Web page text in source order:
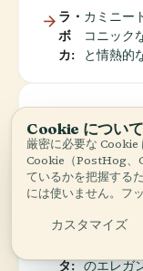
ラ・
ボ
カ:
カミニー
コニック
と情熱的
パ
レ
ル
モ:
トレンデ
い公園が
る地区の1
レコ
タ:
フランス
し、洗
のエレガ
Cookie について
厳密に必要な
Cookie（PostHog、
ているかを把握する
には使いません。フ
カスタマイズ